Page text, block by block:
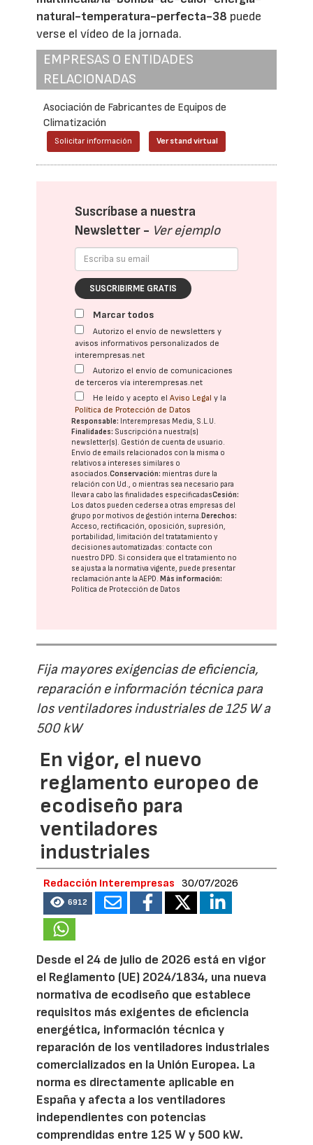
natural-temperatura-perfecta-38 puede
verse el vídeo de la jornada.
EMPRESAS O ENTIDADES
RELACIONADAS
Asociación de Fabricantes de Equipos de
Climatización
Solicitar información Ver stand virtual
Suscríbase a nuestra
Newsletter - Ver ejemplo
SUSCRIBIRME GRATIS
Marcar todos
Autorizo el envío de newsletters y
avisos informativos personalizados de
interempresas.net
Autorizo el envío de comunicaciones
de terceros vía interempresas.net
He leído y acepto elAviso Legal y la
Política de Protección de Datos
Responsable: Interempresas Media, S.L.U.
Finalidades: Suscripción a nuestra(s)
newsletter(s). Gestión de cuenta de usuario.
Envío de emails relacionados con la misma o
relativos a intereses similares o
asociados.Conservación: mientras dure la
relación con Ud., o mientras sea necesario para
llevar a cabo las finalidades especificadasCesión:
Los datos pueden cederse a otras empresas del
grupo por motivos de gestión interna.Derechos:
Acceso, rectificación, oposición, supresión,
portabilidad, limitación del tratatamiento y
decisiones automatizadas: contacte con
nuestro DPD. Si considera que el tratamiento no
se ajusta a la normativa vigente, puede presentar
reclamación ante laAEPD.Más información:
Política de Protección de Datos
Fija mayores exigencias de eficiencia,
reparación e información técnica para
los ventiladores industriales de 125 W a
500 kW
En vigor, el nuevo
reglamento europeo de
ecodiseño para
ventiladores
industriales
Redacción Interempresas 30/07/2026
6912
Desde el 24 de julio de 2026 está en vigor
el Reglamento (UE) 2024/1834, una nueva
normativa de ecodiseño que establece
requisitos más exigentes de eficiencia
energética, información técnica y
reparación de los ventiladores industriales
comercializados en la Unión Europea. La
norma es directamente aplicable en
España y afecta a los ventiladores
independientes con potencias
comprendidas entre 125 W y 500 kW.